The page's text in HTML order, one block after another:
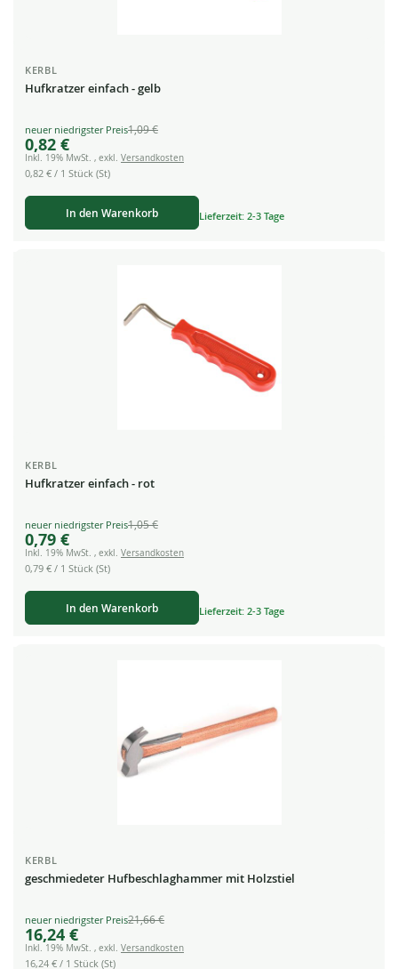
KERBL
Hufkratzer einfach - gelb
Special
Price
0,82 €
1,09 €
Inkl. 19% MwSt. , exkl. Versandkosten
0,82 € / 1 Stück (St)
In den Warenkorb Lieferzeit: 2-3 Tage
KERBL
Hufkratzer einfach - rot
Special
Price
0,79 €
1,05 €
Inkl. 19% MwSt. , exkl. Versandkosten
0,79 € / 1 Stück (St)
In den Warenkorb Lieferzeit: 2-3 Tage
KERBL
geschmiedeter Hufbeschlaghammer mit Holzstiel
Special
Price
16,24 €
21,66 €
Inkl. 19% MwSt. , exkl. Versandkosten
16,24 € / 1 Stück (St)